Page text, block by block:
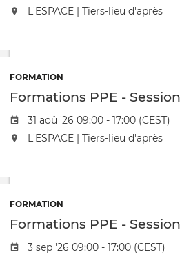
L'événement aura lieu au / à
L'ESPACE | Tiers-lieu d'après
FORMATION
Formations PPE -
Date de l'évênement
31 aoû '26 09:00 - 17:00 (CEST)
L'événement aura lieu au / à
L'ESPACE | Tiers-lieu d'après
FORMATION
Formations PPE -
Date de l'évênement
3 sep '26 09:00 - 17:00 (CEST)